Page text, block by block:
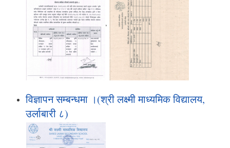
,
विज्ञापन सम्बन्धमा ।(श्री लक्ष्मी माध्यमिक विद्यालय,
उर्लाबारी ८)